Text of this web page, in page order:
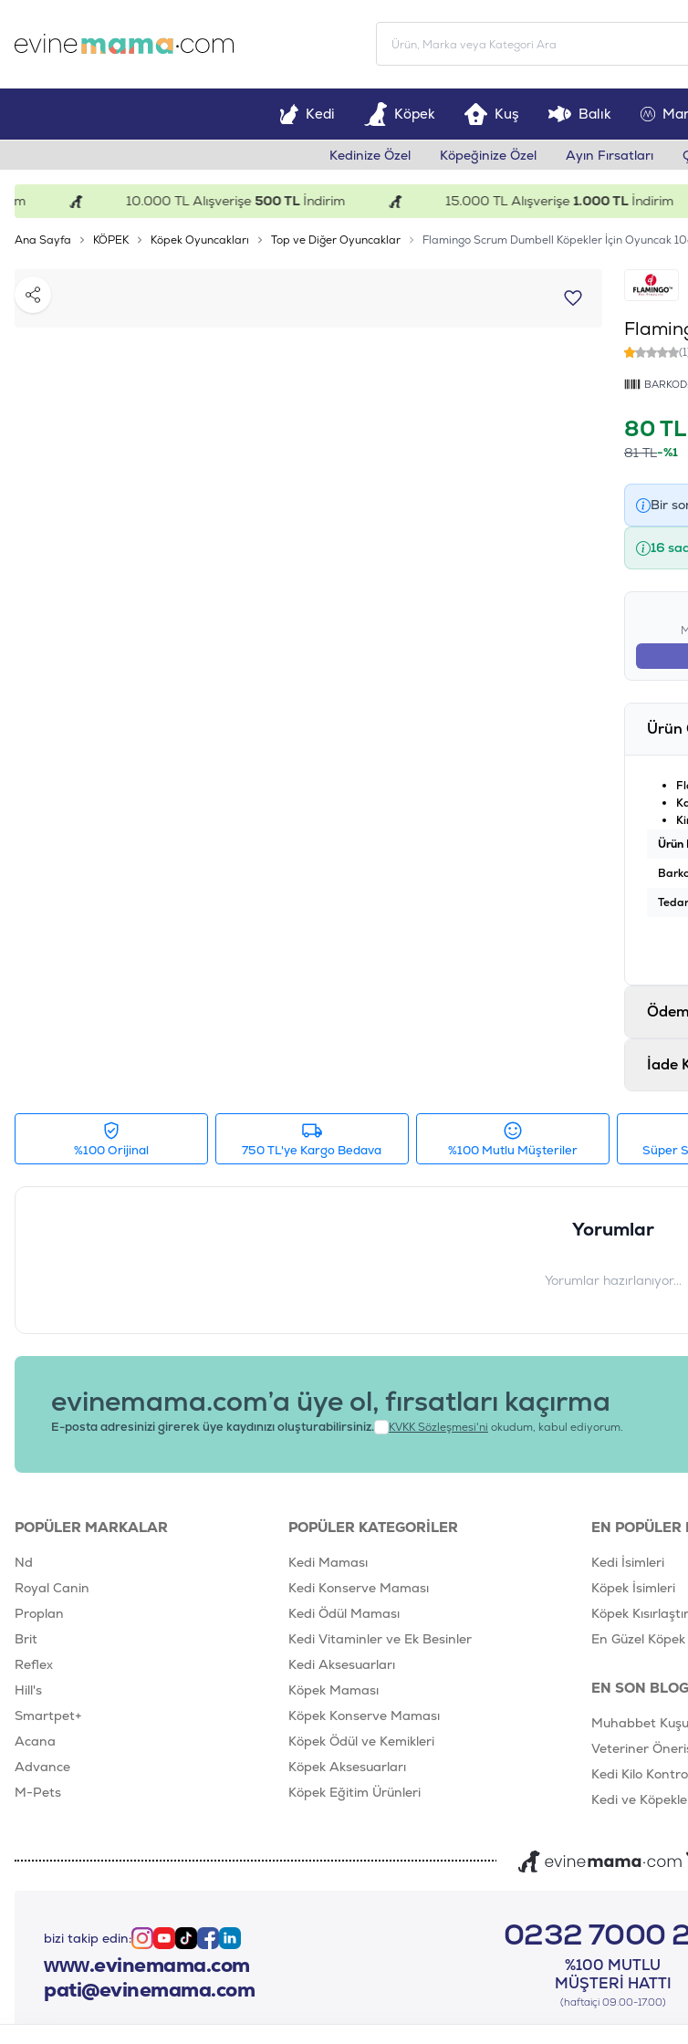
Kedi Köpek Kuş Balık
Kedinize Özel Köpeğinize Özel Ayın Fırsatları
10.000 TL Alışverişe500 TLİndirim 15.000 TL Alışverişe1.000 TLİndirim
Ana Sayfa KÖPEK Köpek Oyuncakları Top ve Diğer Oyuncaklar Flamingo Scrum Dumbell Köpekler İçin Oyuncak
Paylaş
BARKOD:
80TL
81TL-%1
Bir
16
Ürün
Ürün
İade
%100 Orijinal 750 TL'ye Kargo Bedava %100 Mutlu Müşteriler Süper
Yorumlar
Yorumlar hazırlanıyor...
evinemama.com’a üye ol, fırsatları kaçırma
E-posta adresinizi girerek üye kaydınızı oluşturabilirsiniz. KVKK Sözleşmesi'ni okudum, kabul ediyorum.
POPÜLER MARKALAR
Nd
Royal Canin
Proplan
Brit
Reflex
Hill's
Smartpet+
Acana
Advance
M-Pets
POPÜLER KATEGORILER
Kedi Maması
Kedi Konserve Maması
Kedi Ödül Maması
Kedi Vitaminler ve Ek Besinler
Kedi Aksesuarları
Köpek Maması
Köpek Konserve Maması
Köpek Ödül ve Kemikleri
Köpek Aksesuarları
Köpek Eğitim Ürünleri
EN
Kedi İsimleri
Köpek İsimleri
Köpek
En Güzel
EN SON
Muhabbet
Veteriner
Kedi Kilo
Kedi ve
bizi takip edin: Instagram
Youtube
TiktokFacebook
Linkedin
www.evinemama.com
pati@evinemama.com
0232 7000
%100 MUTLU
MÜŞTERI HATTI
(haftaiçi 09.00-17.00)